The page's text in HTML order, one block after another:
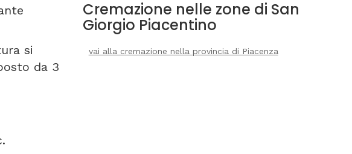
si
da 3
Cremazione nelle zone di San
Giorgio Piacentino
vai alla cremazione nella provincia di Piacenza